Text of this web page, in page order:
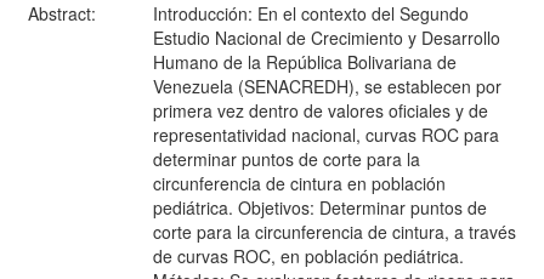
Abstract:
Introducción: En el contexto del Segundo
Estudio Nacional de Crecimiento y Desarrollo
Humano de la República Bolivariana de
Venezuela (SENACREDH), se establecen por
primera vez dentro de valores oficiales y de
representatividad nacional, curvas ROC para
determinar puntos de corte para la
circunferencia de cintura en población
pediátrica. Objetivos: Determinar puntos de
corte para la circunferencia de cintura, a través
de curvas ROC, en población pediátrica.